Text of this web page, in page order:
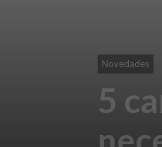
Novedades
5